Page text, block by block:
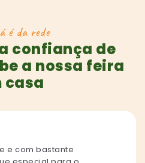
é da rede
confiança de
a nossa feira
casa
e com bastante